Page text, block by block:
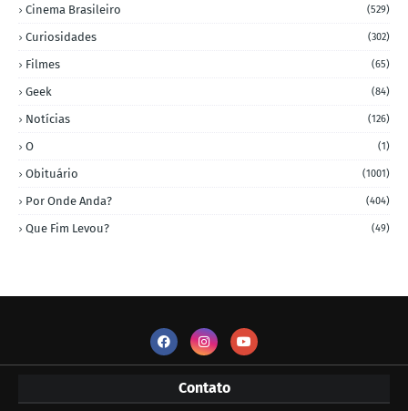
Cinema Brasileiro (529)
Curiosidades (302)
Filmes (65)
Geek (84)
Notícias (126)
O (1)
Obituário (1001)
Por Onde Anda? (404)
Que Fim Levou? (49)
Contato